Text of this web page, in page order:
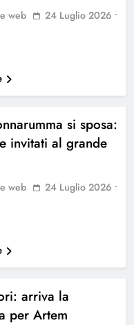
web
24 Luglio 2026 •
si sposa:
invitati al grande
web
24 Luglio 2026 •
arriva la
per Artem